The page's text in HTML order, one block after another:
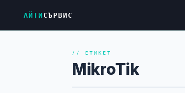
АЙТИСЪРВИС
// ЕТИКЕТ
MikroTik